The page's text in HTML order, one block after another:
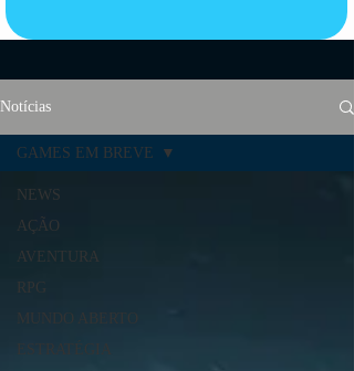
Notícias
NEWS
AÇÃO
AVENTURA
RPG
MUNDO ABERTO
ESTRATÉGIA
GAMES EM BREVE